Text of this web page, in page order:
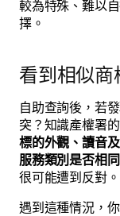
較為特殊、難以
擇。
看到相似商
自助查詢後，若
突？知識產權署
標的外觀、讀音
服務類別是否相
很可能遭到反對。
遇到這種情況，